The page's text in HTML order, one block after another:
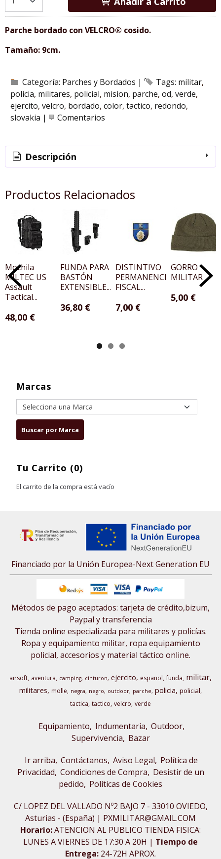
Marcas
Tu Carrito (0)
El carrito de la compra está vacío
Parche bordado con VELCRO® cosido.
Tamaño: 9cm.
Categoría: Parches y Bordados | Tags: militar
policia militares policial mision parche od verde
ejercito velcro bordado color tactico redondo
slovakia | Comentarios
Descripción
Productos Relacionados
Mochila
MILTEC US
Assault
Tactical...
48,00 €
FUNDA PARA
BASTÓN
EXTENSIBLE...
36,80 €
DISTINTIVO
PERMANENCIA
FISCAL...
7,00 €
GORRO
MILITAR
5,00 €
Financiado por la Unión Europea-Next Generation EU
Métodos de pago aceptados: tarjeta de crédito,bizum,
Paypal y transferencia
Tienda online especializada para militares y policías.
Ropa y equipamiento militar, ropa equipamiento
policial, accesorios y material táctico online.
airsoft aventura camping cinturon ejercito espanol funda militar
militares molle negra negro outdoor parche policia policial
tactica tactico velcro verde
Equipamiento Indumentaria Outdoor,
Supervivencia Bazar
Ir arriba Contáctanos Aviso Legal Política de
Privacidad Condiciones de Compra Desistir de un
pedido Políticas de Cookies
C/ LOPEZ DEL VALLADO Nº2 BAJO 7 - 33010 OVIEDO,
Asturias - (España) | PXMILITAR@GMAIL.COM
Horario:ATENCION AL PUBLICO TIENDA FISICA:
LUNES A VIERNES DE 17:30 A 20H | Tiempo de
Entrega: 24-72H APROX.